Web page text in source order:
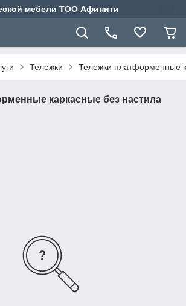
мебели ТОО Афинити
Тележки Тележки платформенные
каркасные без настила